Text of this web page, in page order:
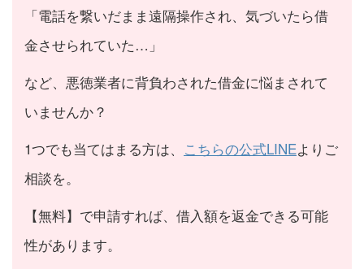
「電話を繋いだまま遠隔操作され、気づいたら借
金させられていた…」
など、悪徳業者に背負わされた借金に悩まされて
いませんか？
1つでも当てはまる方は、 こちらの公式LINEよりご
相談を。
【無料】で申請すれば、借入額を返金できる可能
性があります。